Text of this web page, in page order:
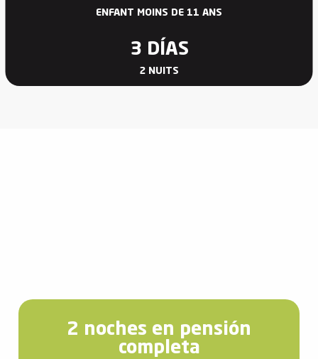
ENFANT MOINS DE 11 ANS
3 DÍAS
2 NUITS
2 noches en pensión
completa